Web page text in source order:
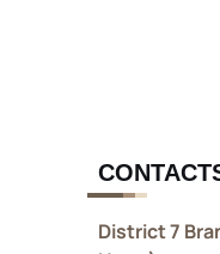
District 7